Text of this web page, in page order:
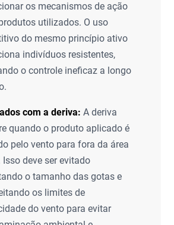
os mecanismos de ação
utilizados. O uso
do mesmo princípio ativo
indivíduos resistentes,
o controle ineficaz a longo
com a deriva: A deriva
quando o produto aplicado é
pelo vento para fora da área
Isso deve ser evitado
o tamanho das gotas e
os limites de
do vento para evitar